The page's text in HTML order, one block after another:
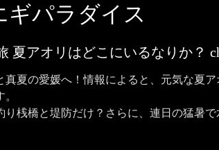
ギパラダイス
夏アオリはどこにいるなりか？
真夏の愛媛へ！情報によると、元気な夏
り桟橋と堤防だけ？さらに、連日の猛暑